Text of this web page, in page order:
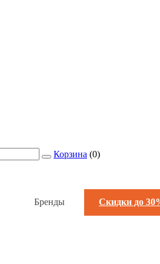
Корзина (0)
Бренды Скидки до